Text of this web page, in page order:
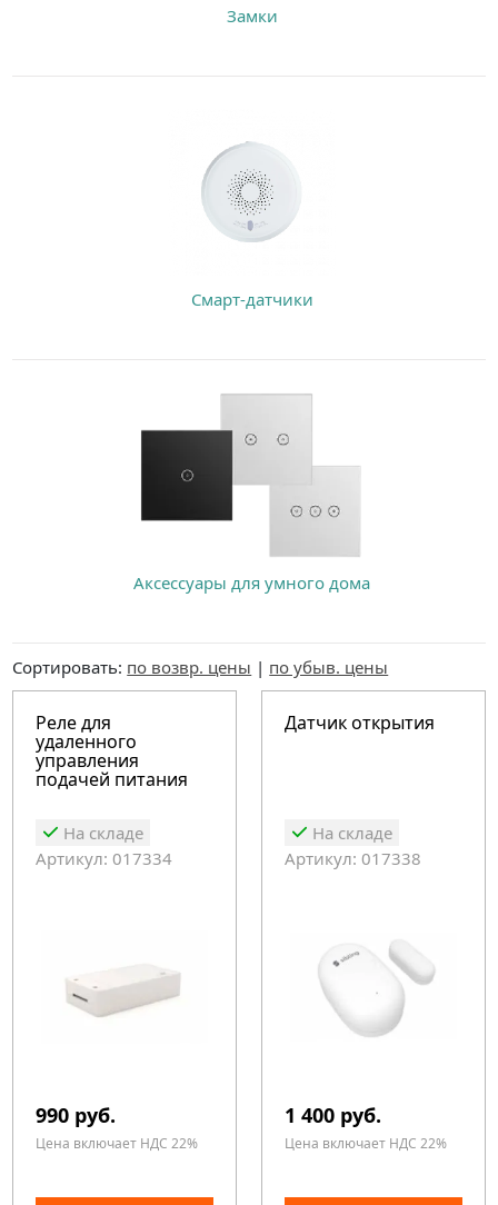
Замки
Смарт-датчики
Аксессуары для умного дома
Сортировать: по возвр. цены | по убыв. цены
Реле для
удаленного
управления
подачей питания
На складе
Артикул: 017334
990 руб.
Цена включает НДС 22%
Датчик открытия
На складе
Артикул: 017338
1 400 руб.
Цена включает НДС 22%